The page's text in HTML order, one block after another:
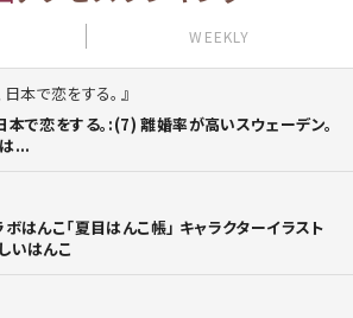
WEEKLY
本で恋をする。
本で恋をする。:(7) 離婚率が高いスウェーデン。
...
ボはんこ「夏目はんこ帳」 キャラクターイラスト
いはんこ